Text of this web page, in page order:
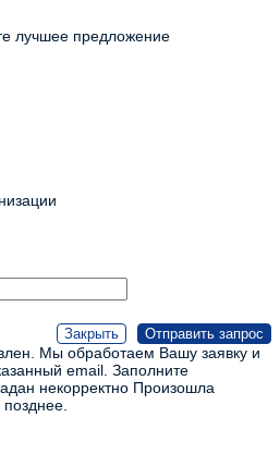
лучшее предложение
Мы обработаем Вашу заявку и
email. Заполните
некорректно Произошла